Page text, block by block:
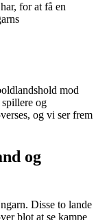
for at få en
mod
og
og vi ser frem
og
Disse to lande
blot at se kampe